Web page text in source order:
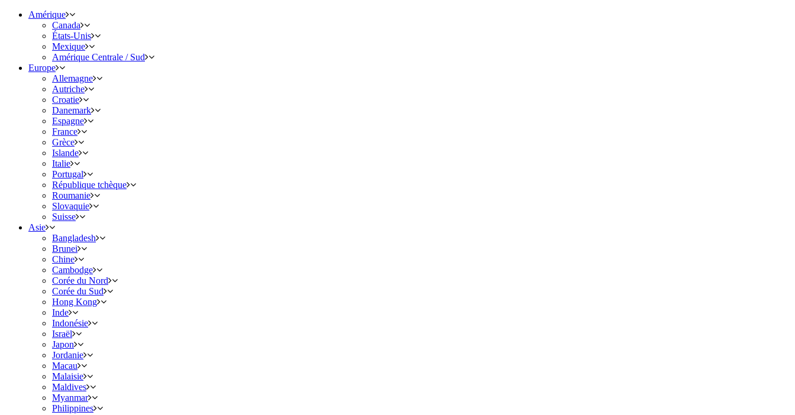
Amérique
Canada
États-Unis
Mexique
Amérique Centrale / Sud
Europe
Allemagne
Autriche
Croatie
Danemark
Espagne
France
Grèce
Islande
Italie
Portugal
République tchèque
Roumanie
Slovaquie
Suisse
Asie
Bangladesh
Brunei
Chine
Cambodge
Corée du Nord
Corée du Sud
Hong Kong
Inde
Indonésie
Israël
Japon
Jordanie
Macau
Malaisie
Maldives
Myanmar
Philippines